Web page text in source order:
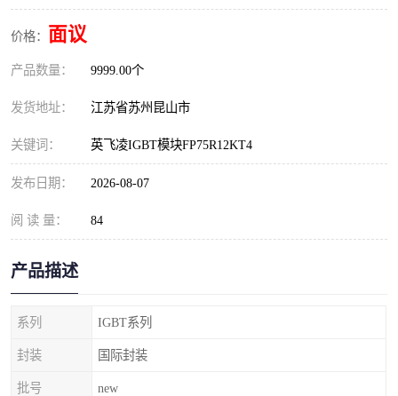
价格： 面议
产品数量： 9999.00个
发货地址： 江苏省苏州昆山市
关键词： 英飞凌IGBT模块FP75R12KT4
发布日期： 2026-08-07
阅 读 量： 84
产品描述
系列 IGBT系列
封装 国际封装
批号 new